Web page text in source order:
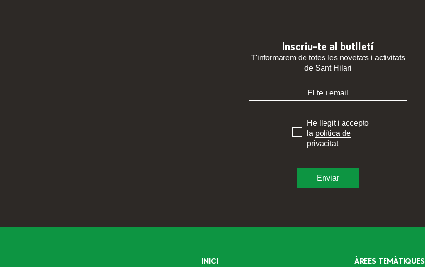
Inscriu-te al butlletí
T'informarem de totes les novetats i activitats
de Sant Hilari
He llegit i accepto
la política de
privacitat
INICI
ÀREES TEMÀTIQUES